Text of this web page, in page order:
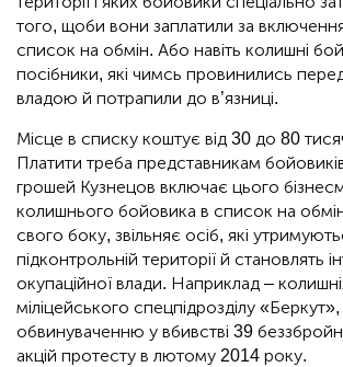
того, щоби вони заплатили за
список на обмін. Або навіть колишні
посібники, які чимсь провинились
владою й потрапили до в’язниці.
Місце в списку коштує від 30 до 80
Платити треба представникам
грошей Кузнецов включає цього
колишнього бойовика в список на
свого боку, звільняє осіб, які
підконтрольній території й становлять
окупаційної влади. Наприклад –
міліцейського спецпідрозділу
обвинуваченню у вбивстві 39
акцій протесту в лютому 2014 року.